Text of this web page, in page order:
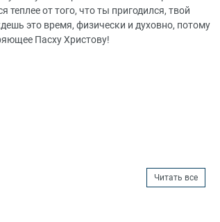
теплее от того, что ты пригодился, твой
это время, физически и духовно, потому
Пасху Христову!
Читать все